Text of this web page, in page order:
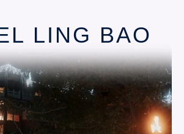
LING BAO